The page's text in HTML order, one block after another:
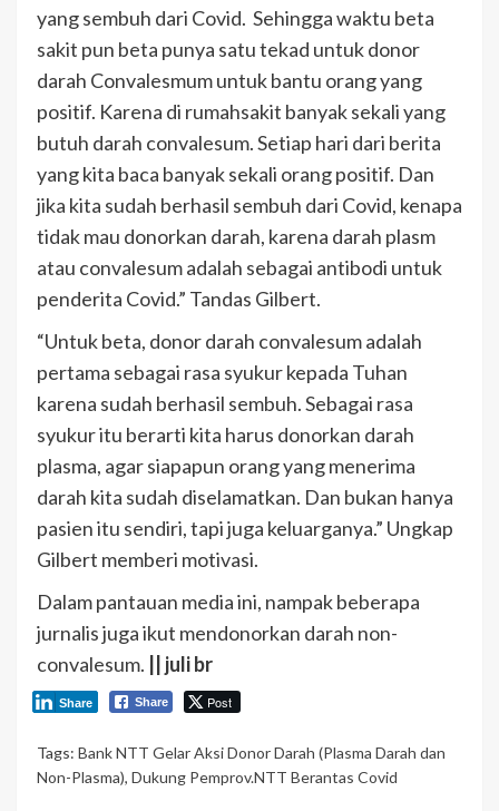
yang sembuh dari Covid. Sehingga waktu beta
sakit pun beta punya satu tekad untuk donor
darah Convalesmum untuk bantu orang yang
positif. Karena di rumahsakit banyak sekali yang
butuh darah convalesum. Setiap hari dari berita
yang kita baca banyak sekali orang positif. Dan
jika kita sudah berhasil sembuh dari Covid, kenapa
tidak mau donorkan darah, karena darah plasm
atau convalesum adalah sebagai antibodi untuk
penderita Covid.” Tandas Gilbert.
“Untuk beta, donor darah convalesum adalah
pertama sebagai rasa syukur kepada Tuhan
karena sudah berhasil sembuh. Sebagai rasa
syukur itu berarti kita harus donorkan darah
plasma, agar siapapun orang yang menerima
darah kita sudah diselamatkan. Dan bukan hanya
pasien itu sendiri, tapi juga keluarganya.” Ungkap
Gilbert memberi motivasi.
Dalam pantauan media ini, nampak beberapa
jurnalis juga ikut mendonorkan darah non-
convalesum.
|| juli br
Share Post
Share
Tags: Bank NTT Gelar Aksi Donor Darah (Plasma Darah dan
Non-Plasma), Dukung Pemprov.NTT Berantas Covid